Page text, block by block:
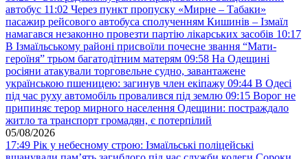
автобус 11:02 Через пункт пропуску «Мирне – Табаки»
пасажир рейсового автобуса сполученням Кишинів – Ізмаїл
намагався незаконно провезти партію лікарських засобів 10:17
В Ізмаїльському районі присвоїли почесне звання “Мати-
героїня” трьом багатодітним матерям 09:58 На Одещині
росіяни атакували торговельне судно, завантажене
українською пшеницею: загинув член екіпажу 09:44 В Одесі
під час руху автомобіль провалився під землю 09:15 Ворог не
припиняє терор мирного населення Одещини: постраждало
житло та транспорт громадян, є потерпілий
05/08/2026
17:49 Рік у небесному строю: Ізмаїльські поліцейські